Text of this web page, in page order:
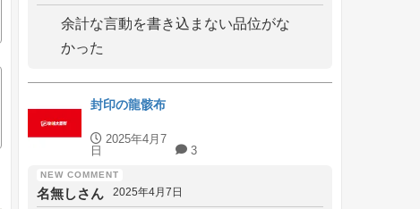
余計な言動を書き込まない品位がな
かった
封印の龍骸布
2025年4月7
日
3
名無しさん 2025年4月7日